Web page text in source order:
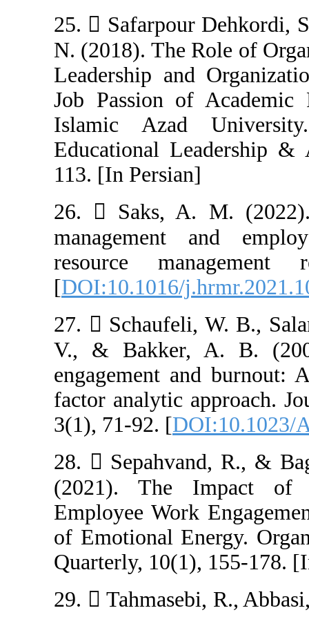
25. 
N. (2018). The
Leadership
Job Passion
Islamic
Educational
113. [In Persian]
26.  Saks, A.
management
resource
[DOI:10.1016/
27. 
V., & Bakker,
engagement
factor analytic
3(1), 71-92. [
28. 
(2021). The
Employee
of Emotional
Quarterly,
29. 